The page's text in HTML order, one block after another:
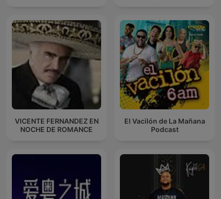
VICENTE FERNANDEZ EN
NOCHE DE ROMANCE
El Vacilón de La Mañana
Podcast